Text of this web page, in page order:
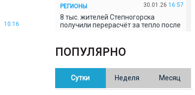
10:16
РЕГИОНЫ 30.01.26 16:57
8 тыс. жителей Степногорска
получили перерасчёт за тепло после
В Казахстане готовят новую
редакцию Конституции: меняется
ПОПУЛЯРНО
Сутки Неделя Месяц